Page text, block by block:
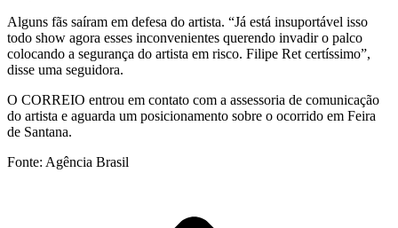
Alguns fãs saíram em defesa do artista. “Já está insuportável isso
todo show agora esses inconvenientes querendo invadir o palco
colocando a segurança do artista em risco. Filipe Ret certíssimo”,
disse uma seguidora.
O CORREIO entrou em contato com a assessoria de comunicação
do artista e aguarda um posicionamento sobre o ocorrido em Feira
de Santana.
Fonte: Agência Brasil